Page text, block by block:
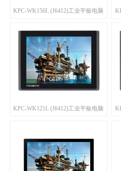
KPC-WK156L (J6412)工业平板电脑
KPC-WK121L (J6412)工业平板电脑